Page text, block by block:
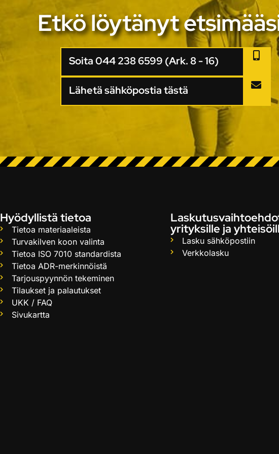
Etkö löytänyt
Soita 044 238 6599 (Ark. 8 - 16)
Lähetä sähköpostia tästä
Hyödyllistä tietoa
Tietoa materiaaleista
Turvakilven koon valinta
Tietoa ISO 7010 standardista
Tietoa ADR-merkinnöistä
Tarjouspyynnön tekeminen
Tilaukset ja palautukset
UKK / FAQ
Sivukartta
yrityksille ja
Lasku sähköpostiin
Verkkolasku